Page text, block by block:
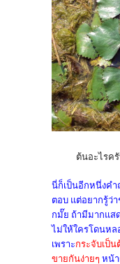
ต้นอะไรค
นี่ก็เป็นอีกหนึ่งคำ
ตอบ แต่อยากรู้ว่
กมั๊ย ถ้ามีมากแส
ไม่ให้ใครโดนห
เพราะกระจับเป็
ขายกันง่ายๆ หน้า